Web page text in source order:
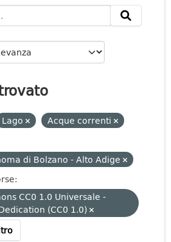
Lago
Acque correnti
di Bolzano - Alto Adige
CC0 1.0 Universale -
(CC0 1.0)